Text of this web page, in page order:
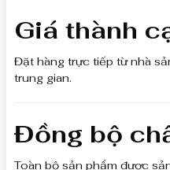
Giá thành
Đặt hàng trực tiếp từ nhà
trung gian.
Đồng bộ
Toàn bộ sản phẩm được